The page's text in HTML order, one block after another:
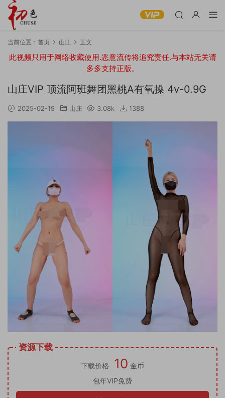
当前位置： 首页 山庄 正文
此视频只用于网络收藏使用.恶意流传将追究责任.与本站无关请
多多支持正版。
山庄VIP 顶流阿班舞团黑桃A有氧操 4v-0.9G
2025-02-19 山庄 3.08k 1388
资源下载
下载价格 10 金币
包年VIP免费